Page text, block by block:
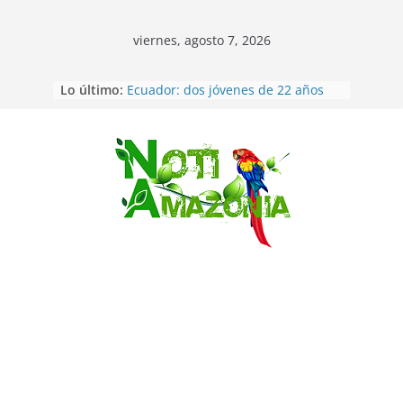
Saltar
viernes, agosto 7, 2026
Lo último: Ecuador: dos jóvenes de 22 años
Sentencian a 34 años de prisión a
implicados en caso de Alison,
oriunda de Tena
Vozinha, el arquero sensación de
cabo Verde, ya llegó para
incorporarse a Colo Colo de Chile
Pastaza: la parroquia Diez de